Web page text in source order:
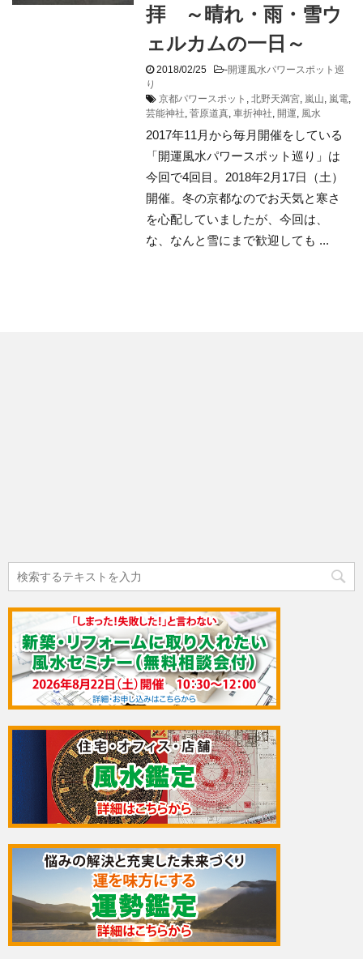
拝 ～晴れ・雨・雪ウ
ェルカムの一日～
2018/02/25 -開運風水パワースポット巡
り
京都パワースポット , 北野天満宮, 嵐山, 嵐電,
芸能神社, 菅原道真, 車折神社, 開運, 風水
2017年11月から毎月開催をしている
「開運風水パワースポット巡り」は
今回で4回目。2018年2月17日（土）
開催。冬の京都なのでお天気と寒さ
を心配していましたが、今回は、
な、なんと雪にまで歓迎しても ...